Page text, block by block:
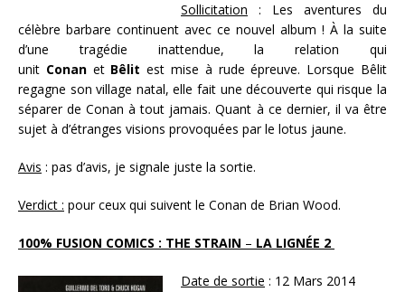
Sollicitation : Les aventures du
célèbre barbare continuent avec ce nouvel album ! À la suite
d’une tragédie inattendue, la relation qui
unit Conanet Bêlit est mise à rude épreuve. Lorsque Bêlit
regagne son village natal, elle fait une découverte qui risque la
séparer de Conan à tout jamais. Quant à ce dernier, il va être
sujet à d’étranges visions provoquées par le lotus jaune.
Avis : pas d’avis, je signale juste la sortie.
Verdict : pour ceux qui suivent le Conan de Brian Wood.
100% FUSION COMICS : THE STRAIN – LA LIGNÉE 2
Date de sortie : 12 Mars 2014